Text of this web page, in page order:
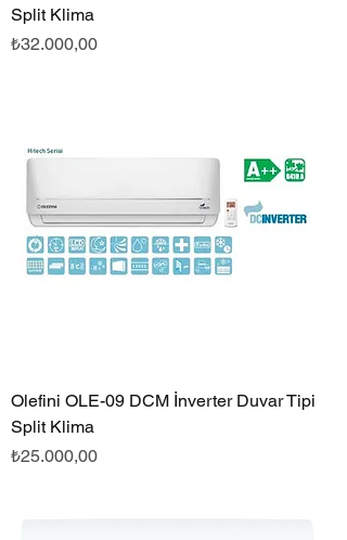
Split Klima
Fiyat
₺32.000,00
Olefini OLE-09 DCM İnverter Duvar Tipi
Split Klima
Fiyat
₺25.000,00